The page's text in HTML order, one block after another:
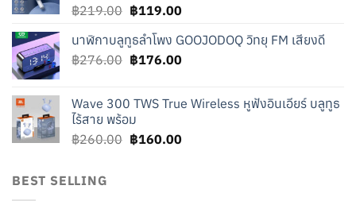
฿219.00 Original
was:
฿219.00.
฿119.00Current
is:
฿119.00.
นาฬิกาบลูทูธลำโพง GOOJODOQ วิทยุ FM เสียงดี
฿276.00 Original
฿276.00.
฿176.00Current
฿176.00.
Wave 300 TWS True Wireless หูฟังอินเอียร์ บลูทูธ
ไร้สาย พร้อม
฿260.00 Original
฿160.00Current
BEST SELLING